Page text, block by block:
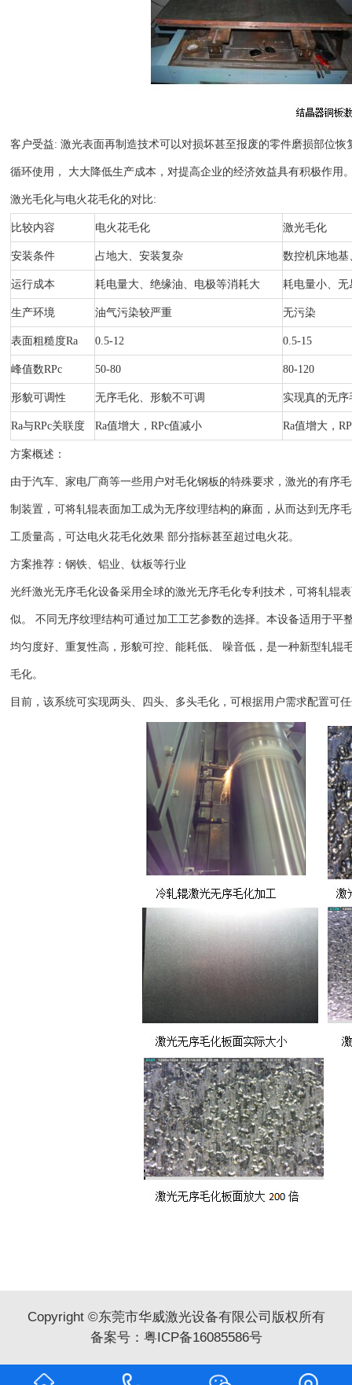
客户受益:激光表面再制造技术可以对损坏甚至报废的零件磨损部位
循环使用， 大大降低生产成本，对提高企业的经济效益具有积极作用
激光毛化与电火花毛化的对比:
比较内容 电火花毛化 激光毛化
安装条件 占地大、安装复杂 数控机床地
运行成本 耗电量大、绝缘油、电极等消耗大 耗电量小、
生产环境 油气污染较严重 无污染
表面粗糙度Ra 0.5-12 0.5-15
峰值数RPc 50-80 80-120
形貌可调性 无序毛化、形貌不可调 实现真的无
Ra与RPc关联度 Ra值增大，RPc值减小 Ra值增大，
方案概述：
由于汽车、家电厂商等一些用户对毛化钢板的特殊要求，激光的有序
制装置，可将轧辊表面加工成为无序纹理结构的麻面，从而达到无序
工质量高，可达电火花毛化效果 部分指标甚至超过电火花。
方案推荐：钢铁、铝业、钛板等行业
光纤激光无序毛化设备采用全球的激光无序毛化专利技术，可将轧辊
似。 不同无序纹理结构可通过加工工艺参数的选择。本设备适用于
均匀度好、重复性高，形貌可控、能耗低、 噪音低，是一种新型轧
毛化。
目前，该系统可实现两头、四头、多头毛化，可根据用户需求配置可
Copyright ©东莞市华威激光设备有限公司版权所有
备案号： 粤ICP备16085586号